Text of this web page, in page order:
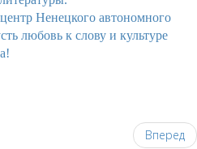
Ненецкого автономного
любовь к слову и культуре
Вперед